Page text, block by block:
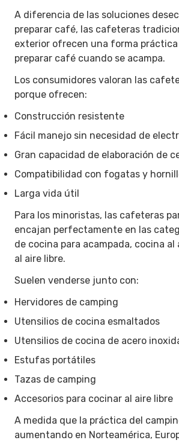
A diferencia de las soluciones
preparar café, las cafeteras
exterior ofrecen una forma
preparar café cuando se acampa.
Los consumidores valoran las
porque ofrecen:
Construcción resistente
Fácil manejo sin necesidad de
Gran capacidad de elaboración de
Compatibilidad con fogatas y
Larga vida útil
Para los minoristas, las cafeteras
encajan perfectamente en las
de cocina para acampada, cocina al
al aire libre.
Suelen venderse junto con:
Hervidores de camping
Utensilios de cocina esmaltados
Utensilios de cocina de acero
Estufas portátiles
Tazas de camping
Accesorios para cocinar al aire libre
A medida que la práctica del
aumentando en Norteamérica,